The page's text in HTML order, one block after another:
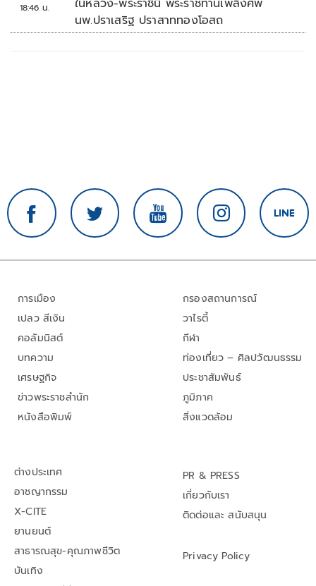
18:46 น.
ในหลวง-พระราชินี พระราชทานเพลิงศพ
นพ.ปราเสริฐ ปราสาททองโอสถ
การเมือง
เปลว สีเงิน
คอลัมนิสต์
บทความ
เศรษฐกิจ
ข่าวพระราชสำนัก
หนังสือพิมพ์
กรองสถานการณ์
วาไรตี้
กีฬา
ท่องเที่ยว – ศิลปวัฒนธรรม
ประชาสัมพันธ์
ภูมิภาค
สิ่งแวดล้อม
ต่างประเทศ
อาชญากรรม
X-CITE
ยานยนต์
สาธารณสุข-คุณภาพชีวิต
บันเทิง
PR & PRESS
เกี่ยวกับเรา
ติดต่อและ สนับสนุน
Privacy Policy